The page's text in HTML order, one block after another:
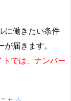
に働きたい条件
届きます。
では、ナンバー